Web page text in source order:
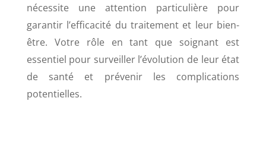
nécessite une attention particulière pour
garantir l’efficacité du traitement et leur bien-
être. Votre rôle en tant que soignant est
essentiel pour surveiller l’évolution de leur état
de santé et prévenir les complications
potentielles.